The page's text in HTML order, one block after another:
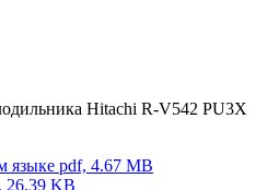
Hitachi R-V542 PU3X
языке pdf, 4.67 MB
26.39 KB